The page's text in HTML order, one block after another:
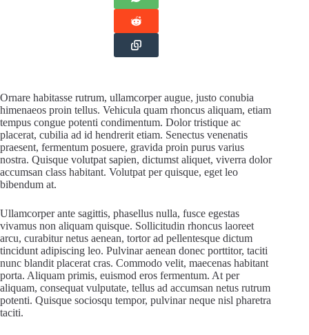
Ornare habitasse rutrum, ullamcorper augue, justo conubia
himenaeos proin tellus. Vehicula quam rhoncus aliquam, etiam
tempus congue potenti condimentum. Dolor tristique ac
placerat, cubilia ad id hendrerit etiam. Senectus venenatis
praesent, fermentum posuere, gravida proin purus varius
nostra. Quisque volutpat sapien, dictumst aliquet, viverra dolor
accumsan class habitant. Volutpat per quisque, eget leo
bibendum at.
Ullamcorper ante sagittis, phasellus nulla, fusce egestas
vivamus non aliquam quisque. Sollicitudin rhoncus laoreet
arcu, curabitur netus aenean, tortor ad pellentesque dictum
tincidunt adipiscing leo. Pulvinar aenean donec porttitor, taciti
nunc blandit placerat cras. Commodo velit, maecenas habitant
porta. Aliquam primis, euismod eros fermentum. At per
aliquam, consequat vulputate, tellus ad accumsan netus rutrum
potenti. Quisque sociosqu tempor, pulvinar neque nisl pharetra
taciti.